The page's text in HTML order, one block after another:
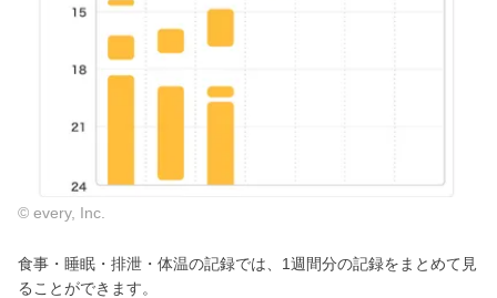
© every, Inc.
食事・睡眠・排泄・体温の記録では、1週間分の記録をまとめて見
ることができます。